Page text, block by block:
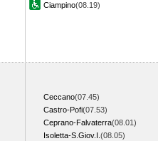
Ciampino(08.19)
Ceccano(07.45)
Castro-Pofi(07.53)
Ceprano-Falvaterra(08.01)
Isoletta-S.Giov.I. (08.05)